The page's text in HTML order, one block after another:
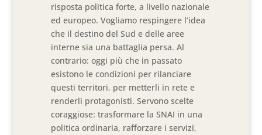
risposta politica forte, a livello nazionale
ed europeo. Vogliamo respingere l’idea
che il destino del Sud e delle aree
interne sia una battaglia persa. Al
contrario: oggi più che in passato
esistono le condizioni per rilanciare
questi territori, per metterli in rete e
renderli protagonisti. Servono scelte
coraggiose: trasformare la SNAI in una
politica ordinaria, rafforzare i servizi,